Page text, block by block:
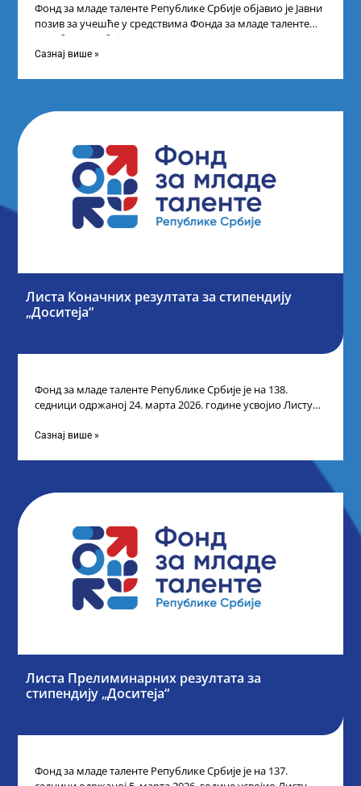
Фонд за младе таленте Републике Србије објавио је Јавни
позив за учешће у средствима Фонда за младе таленте
Републике Србије
Сазнај више »
Листа Коначних резултата за стипендију
„Доситеја“
Фонд за младе таленте Републике Србије је на 138.
седници одржаној 24. марта 2026. године усвојио Листу
Сазнај више »
Листа Прелиминарних резултата за
стипендију „Доситеја“
Фонд за младе таленте Републике Србије је на 137.